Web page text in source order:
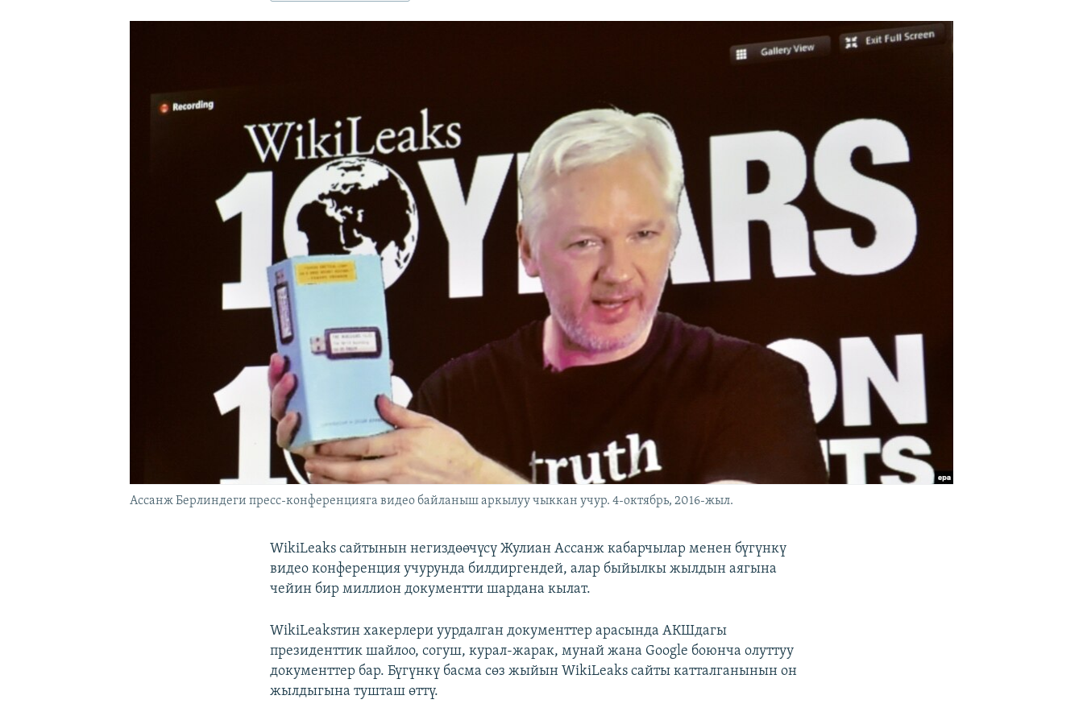
Ассанж Берлиндеги пресс-конференцияга видео байланыш аркылуу чыккан учур. 4-октябрь, 2016-жыл.
WikiLeaks сайтынын негиздөөчүсү Жулиан Ассанж кабарчылар менен бүгүнкү
видео конференция учурунда билдиргендей, алар быйылкы жылдын аягына
чейин бир миллион документти шардана кылат.
WikiLeaksтин хакерлери уурдалган документтер арасында АКШдагы
президенттик шайлоо, согуш, курал-жарак, мунай жана Google боюнча олуттуу
документтер бар. Бүгүнкү басма сөз жыйын WikiLeaks сайты катталганынын он
жылдыгына тушташ өттү.